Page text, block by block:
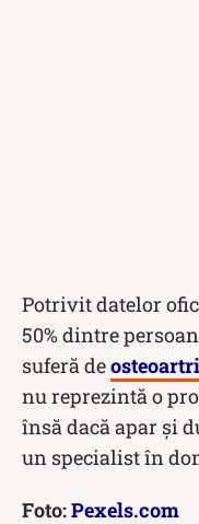
Potrivit datelor
50% dintre
suferă de
nu reprezintă o
însă dacă apar și
un specialist în
Foto:Pexels.com